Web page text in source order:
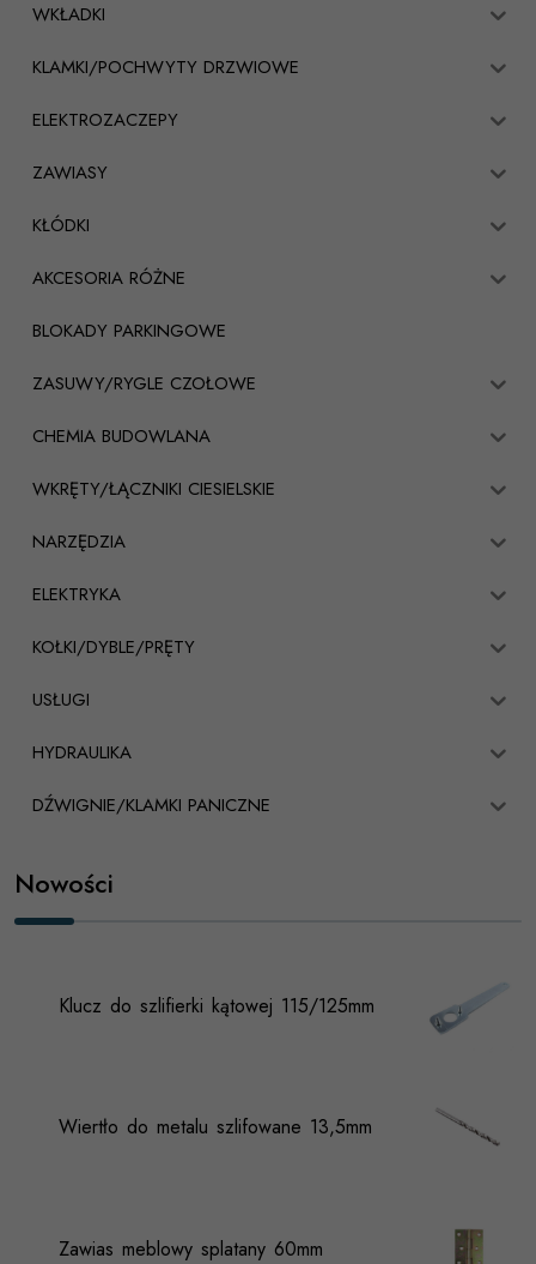
WKŁADKI
KLAMKI/POCHWYTY DRZWIOWE
ELEKTROZACZEPY
ZAWIASY
KŁÓDKI
AKCESORIA RÓŻNE
BLOKADY PARKINGOWE
ZASUWY/RYGLE CZOŁOWE
CHEMIA BUDOWLANA
WKRĘTY/ŁĄCZNIKI CIESIELSKIE
NARZĘDZIA
ELEKTRYKA
KOŁKI/DYBLE/PRĘTY
USŁUGI
HYDRAULIKA
DŹWIGNIE/KLAMKI PANICZNE
Nowości
Klucz do szlifierki kątowej 115/125mm
Wiertło do metalu szlifowane 13,5mm
Zawias meblowy splatany 60mm